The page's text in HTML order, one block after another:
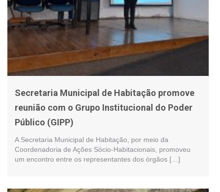
Secretaria Municipal de Habitação promove
reunião com o Grupo Institucional do Poder
Público (GIPP)
A Secretaria Municipal de Habitação, por meio da
Coordenadoria de Ações Sócio-Habitacionais, promoveu
um encontro entre os representantes dos órgãos […]